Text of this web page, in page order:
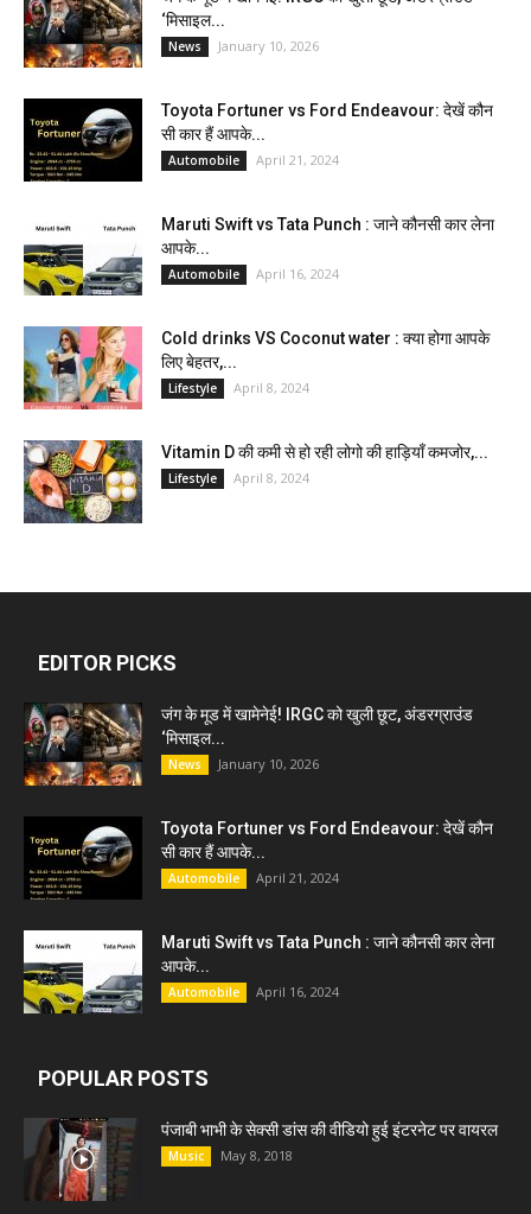
‘मिसाइल...
News January 10, 2026
Toyota Fortuner vs Ford Endeavour: देखें कौन
सी कार हैं आपके...
Automobile April 21, 2024
Maruti Swift vs Tata Punch : जाने कौनसी कार लेना
आपके...
Automobile April 16, 2024
Cold drinks VS Coconut water : क्या होगा आपके
लिए बेहतर,...
Lifestyle April 8, 2024
Vitamin D की कमी से हो रही लोगो की हाड़ियाँ कमजोर,...
Lifestyle April 8, 2024
EDITOR PICKS
जंग के मूड में खामेनेई! IRGC को खुली छूट, अंडरग्राउंड
‘मिसाइल...
News January 10, 2026
Toyota Fortuner vs Ford Endeavour: देखें कौन
सी कार हैं आपके...
Automobile April 21, 2024
Maruti Swift vs Tata Punch : जाने कौनसी कार लेना
आपके...
Automobile April 16, 2024
POPULAR POSTS
पंजाबी भाभी के सेक्सी डांस की वीडियो हुई इंटरनेट पर वायरल
Music May 8, 2018